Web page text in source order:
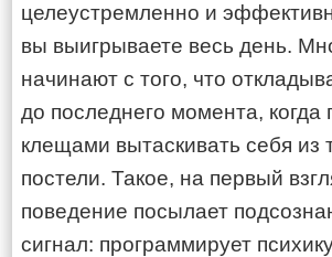
целеустремленно и
вы выигрываете весь день.
начинают с того, что
до последнего момента, когда
клещами вытаскивать себя из
постели. Такое, на первый
поведение посылает
сигнал: программирует